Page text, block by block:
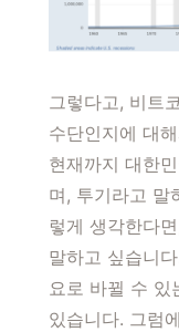
그렇다고, 비트
수단인지에 대
현재까지 대한
며, 투기라고 말
렇게 생각한다
말하고 싶습니
요로 바뀔 수 있
있습니다. 그럼